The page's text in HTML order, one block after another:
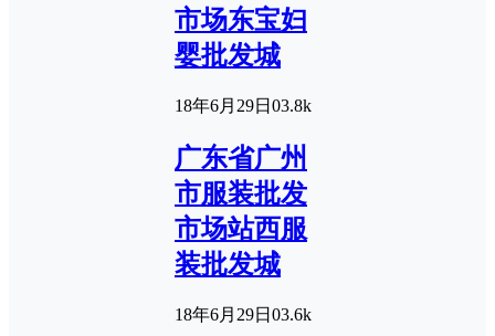
市场东宝妇
婴批发城
18年6月29日 03.8k
广东省广州
市服装批发
市场站西服
装批发城
18年6月29日 03.6k